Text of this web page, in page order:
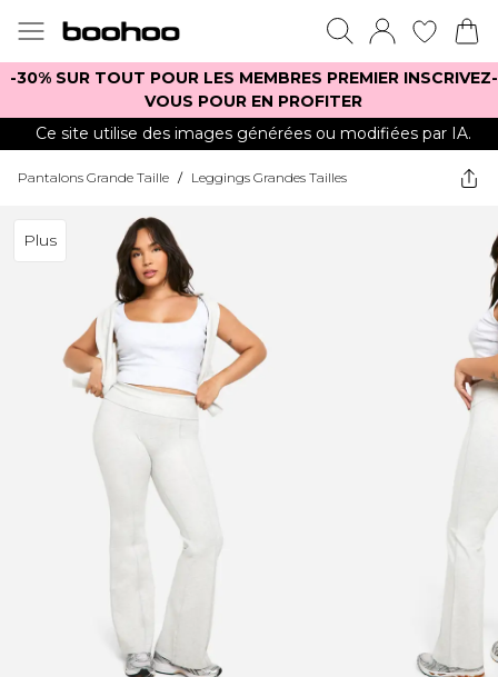
-30% SUR TOUT POUR LES MEMBRES PREMIER INSCRIVEZ-
VOUS POUR EN PROFITER
Ce site utilise des images générées ou modifiées par IA.
Pantalons Grande Taille / Leggings Grandes Tailles
Plus